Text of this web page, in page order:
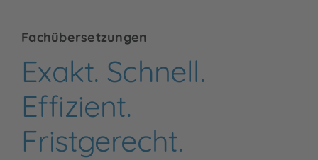
Fachübersetzungen
Exakt. Schnell.
Effizient.
Fristgerecht.